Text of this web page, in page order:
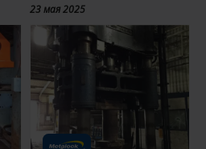
23 мая 2025